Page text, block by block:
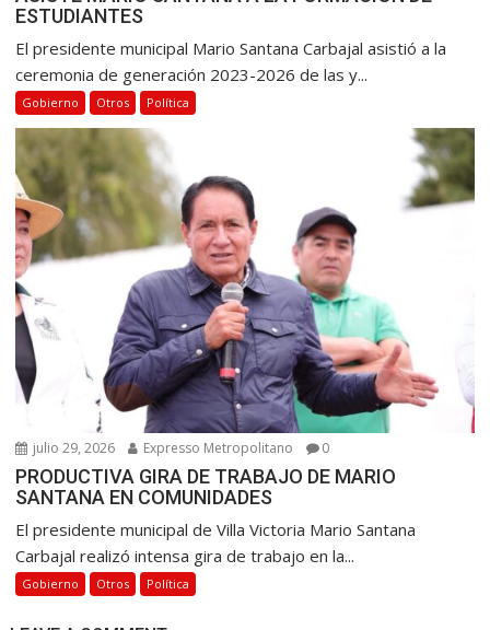
ESTUDIANTES
El presidente municipal Mario Santana Carbajal asistió a la
ceremonia de generación 2023-2026 de las y...
Gobierno Otros Política
julio 29, 2026 Expresso Metropolitano 0
PRODUCTIVA GIRA DE TRABAJO DE MARIO
SANTANA EN COMUNIDADES
El presidente municipal de Villa Victoria Mario Santana
Carbajal realizó intensa gira de trabajo en la...
Gobierno Otros Política